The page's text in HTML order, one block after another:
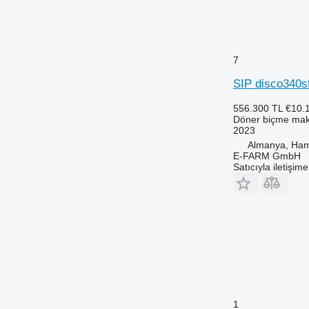
7
SIP
556.300 TL
Döner biçme
2023
Almanya,
E-FARM GmbH
Satıcıyla
1